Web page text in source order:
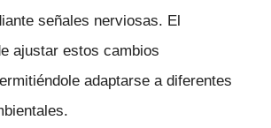
señales nerviosas. El
ajustar estos cambios
adaptarse a diferentes